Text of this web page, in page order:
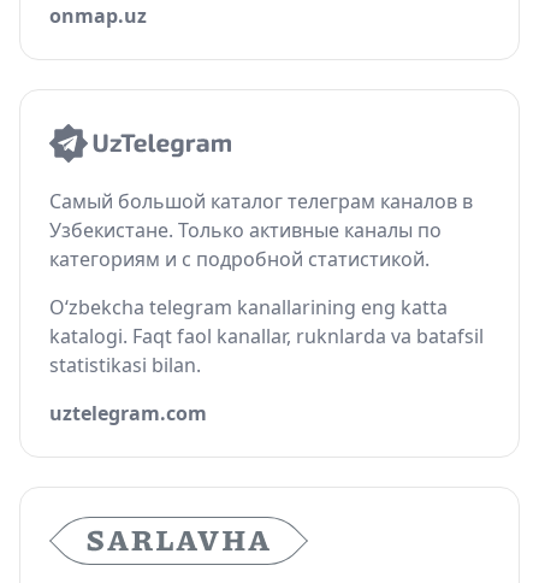
onmap.uz
Самый большой каталог телеграм каналов в
Узбекистане. Только активные каналы по
категориям и с подробной статистикой.
O‘zbekcha telegram kanallarining eng katta
katalogi. Faqt faol kanallar, ruknlarda va batafsil
statistikasi bilan.
uztelegram.com